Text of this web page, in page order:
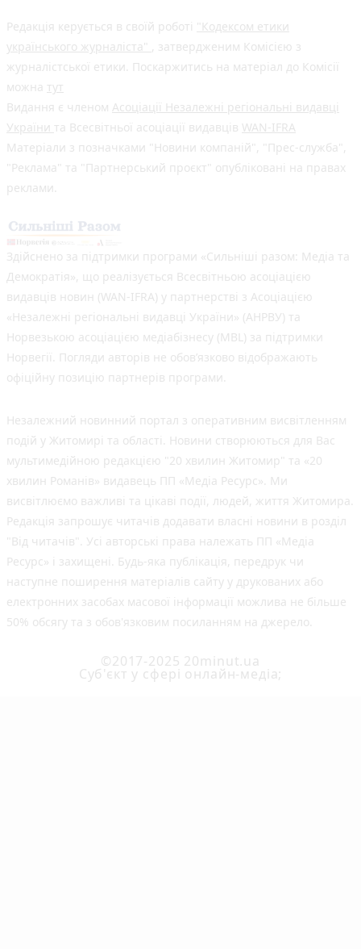
Редакція керується в своїй роботі "Кодексом етики
українського журналіста" , затвердженим Комісією з
журналістської етики. Поскаржитись на матеріал до Комісії
можна тут
Видання є членом Асоціації Незалежні регіональні видавці
України та Всесвітньої асоціації видавців WAN-IFRA
Матеріали з позначками "Новини компаній", "Прес-служба",
"Реклама" та "Партнерський проєкт" опубліковані на правах
реклами.
Здійснено за підтримки програми «Сильніші разом: Медіа та
Демократія», що реалізується Всесвітньою асоціацією
видавців новин (WAN-IFRA) у партнерстві з Асоціацією
«Незалежні регіональні видавці України» (АНРВУ) та
Норвезькою асоціацією медіабізнесу (MBL) за підтримки
Норвегії. Погляди авторів не обов’язково відображають
офіційну позицію партнерів програми.
Незалежний новинний портал з оперативним висвітленням
подій у Житомирі та області. Новини створюються для Вас
мультимедійною редакцією "20 хвилин Житомир" та «20
хвилин Романів» видавець ПП «Медіа Ресурс». Ми
висвітлюємо важливі та цікаві події, людей, життя Житомира.
Редакція запрошує читачів додавати власні новини в розділ
"Від читачів". Усі авторські права належать ПП «Медіа
Ресурс» і захищені. Будь-яка публiкацiя, передрук чи
наступне поширення матеріалів сайту у друкованих або
електронних засобах масової інформації можлива не більше
50% обсягу та з обов'язковим посиланням на джерело.
©2017-2025 20minut.ua
Cуб'єкт у сфері онлайн-медіа;